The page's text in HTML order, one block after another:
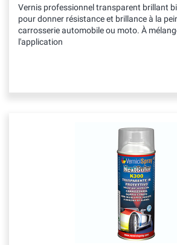
Vernis professionnel transparent brillant
pour donner résistance et brillance à la
carrosserie automobile ou moto. À
l'application